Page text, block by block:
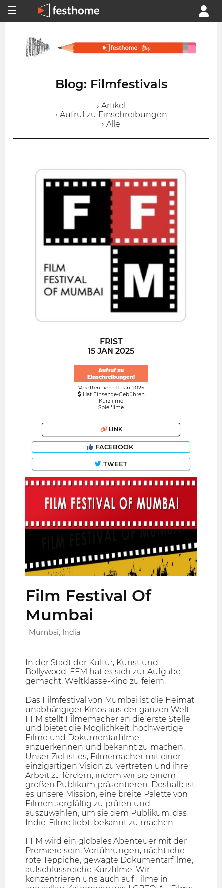
Blog: Filmfestivals
› Artikel
› Aufruf zu Einschreibungen
› Alle
FRIST
15 JAN 2025
Aufruf zu
Einschreibungen!
Veröffentlicht: 11 Jan 2025
Hat Einsende-Gebühren
Kurzfilme
Spielfilme
LINK
FACEBOOK
TWEET
Film Festival Of
Mumbai
Mumbai, India
In der Stadt der Kultur, Kunst und
Bollywood. FFM hat es sich zur Aufgabe
gemacht, Weltklasse-Kino zu feiern.
Das Filmfestival von Mumbai ist die Heimat
unabhängiger Kinos aus der ganzen Welt.
FFM stellt Filmemacher an die erste Stelle
und bietet die Möglichkeit, hochwertige
Filme und Dokumentarfilme
anzuerkennen und bekannt zu machen.
Unser Ziel ist es, Filmemacher mit einer
einzigartigen Vision zu vertreten und ihre
Arbeit zu fördern, indem wir sie einem
großen Publikum präsentieren. Deshalb ist
es unsere Mission, eine breite Palette von
Filmen sorgfältig zu prüfen und
auszuwählen, um sie dem Publikum, das
Indie-Filme liebt, bekannt zu machen.
FFM wird ein globales Abenteuer mit der
Premiere sein, Vorführungen, nächtliche
rote Teppiche, gewagte Dokumentarfilme,
aufschlussreiche Kurzfilme. Wir
konzentrieren uns auch auf Filme in